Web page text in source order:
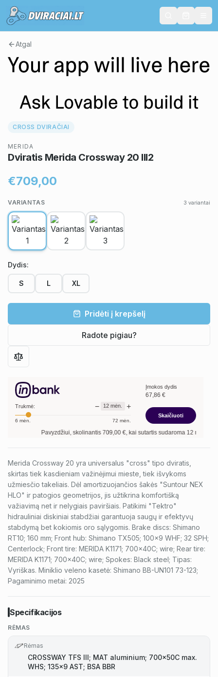
Atgal
CROSS DVIRAČIAI
MERIDA
Dviratis Merida Crossway 20 III2
€709,00
VARIANTAS 3 variantai
Dydis:
S L XL
Pridėti į krepšelį
Radote pigiau?
Trukmė: − 12 mėn. +
6 mėn. 72 mėn.
Įmokos dydis
67,86 €
Skaičiuoti
Pavyzdžiui, skolinantis 709,00€, kai sutartis sudaroma12mėn. terminui,
Merida Crossway 20 yra universalus "cross" tipo dviratis,
skirtas tiek kasdieniam važinėjimui mieste, tiek išvykoms
užmiesčio takeliais. Dėl amortizuojančios šakės "Suntour NEX
HLO" ir patogios geometrijos, jis užtikrina komfortišką
važiavimą net ir nelygiais paviršiais. Patikimi "Tektro"
hidrauliniai diskiniai stabdžiai garantuoja saugų ir efektyvų
stabdymą bet kokiomis oro sąlygomis. Brake discs: Shimano
RT10; 160 mm; Front hub: Shimano TX505; 100x9 WHF; 32 SPH;
Centerlock; Front tire: MERIDA K1171; 700x40C; wire; Rear tire:
MERIDA K1171; 700x40C; wire; Spokes: Black steel; Tipas:
Vyriškas. Miniklio veleno kasetė: Shimano BB-UN101 73-123;
Pagaminimo metai: 2025
Specifikacijos
RĖMAS
Rėmas
CROSSWAY TFS III; MAT aluminium; 700x50C max.
WHS; 135x9 AST; BSA BBR